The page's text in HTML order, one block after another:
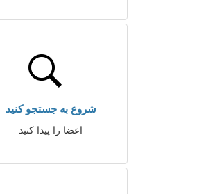
شروع به جستجو کنید
اعضا را پیدا کنید